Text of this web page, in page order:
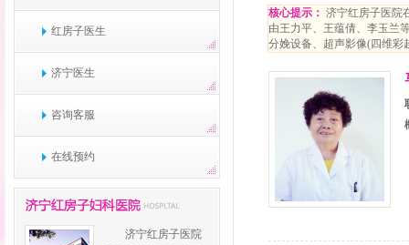
红房子医生
济宁医生
咨询客服
在线预约
济宁红房子医院
核心提示： 济宁红房子医院
由王力平、王蕴倩、李玉兰
分娩设备、超声影像(四维彩